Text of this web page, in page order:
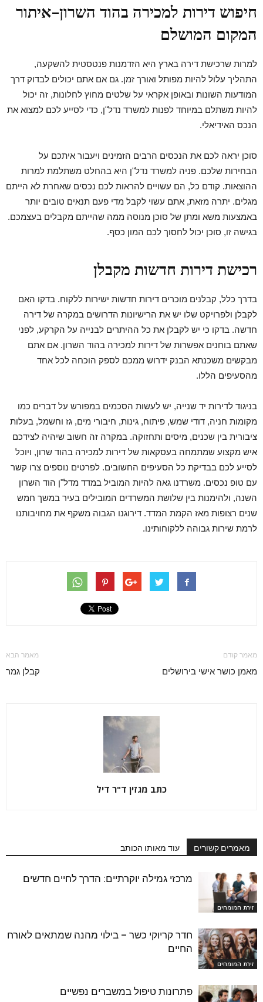
חיפוש דירות למכירה בהוד השרון-איתור
המקום המושלם
למרות שרכישת דירה בארץ היא הזדמנות פנטסטית להשקעה,
התהליך עלול להיות מפותל ואורך זמן. גם אם אתם יכולים לבדוק דרך
המודעות השונות ובאופן אקראי על שלטים מחוץ לחלונות, זה יכול
להיות משתלם במיוחד לפנות למשרד נדל"ן, כדי לסייע לכם למצוא את
הנכס האידיאלי.
סוכן יראה לכם את הנכסים הרבים הזמינים ויעבור איתכם על
הבחירות שלכם. פניה למשרד נדל"ן היא בהחלט משתלמת למרות
ההוצאות. קודם כל, הם עשויים להראות לכם נכסים שאחרת לא הייתם
מגלים. יתרה מזאת, אתם עשוי לקבל מדי פעם תנאים טובים יותר
באמצעות משא ומתן של סוכן מנוסה ממה שהייתם מקבלים בעצמכם.
בגישה זו, סוכן יכול לחסוך לכם המון כסף.
רכישת דירות חדשות מקבלן
בדרך כלל, קבלנים מוכרים דירות חדשות ישירות ללקוח. בדקו האם
לקבלן ולפרויקט שלו יש את הרישיונות הדרושים במקרה של דירה
חדשה. בדקו כי יש לקבלן את כל ההיתרים לבנייה על הקרקע, לפני
שאתם בוחנים אפשרות של דירות למכירה בהוד השרון. אם אתם
מבקשים משכנתא הבנק ידרוש ממכם לספק הוכחה לכל אחד
מהסעיפים הללו.
בניגוד לדירות יד שנייה, יש לעשות הסכמים במפורש על דברים כמו
מקומות חניה, דודי שמש, פיתוח, גינות, חיבורי מים, גז וחשמל, בעלות
ציבורית בין שכנים, מיסים ותחזוקה. במקרה זה חשוב שיהיה לצידכם
איש מקצוע שמתמחה בעסקאות של דירות למכירה בהוד שרון, ויוכל
לסייע לכם בבדיקת כל הסעיפים החשובים. לפרטים נוספים צרו קשר
עם טופ נכסים. משרדנו גאה להיות המוביל במדד מדל"ן הוד השרון
השנה, ולהימנות בין שלושת המשרדים המובילים בעיר במשך חמש
שנים רצופות מאז הקמת המדד. דירוגנו הגבוה משקף את מחויבותנו
לרמת שירות גבוהה ללקוחותינו.
מאמר קודם
מאמן כושר אישי בירושלים
מאמר הבא
קבלן גמר
כתב מגזין ד"ר דיל
מאמרים קשורים עוד מאותו הכותב
זירת המומחים
מרכזי גמילה יוקרתיים: הדרך לחיים חדשים
זירת המומחים
חדר קריוקי כשר – בילוי מהנה שמתאים לאורח
החיים
פתרונות טיפול במשברים נפשיים